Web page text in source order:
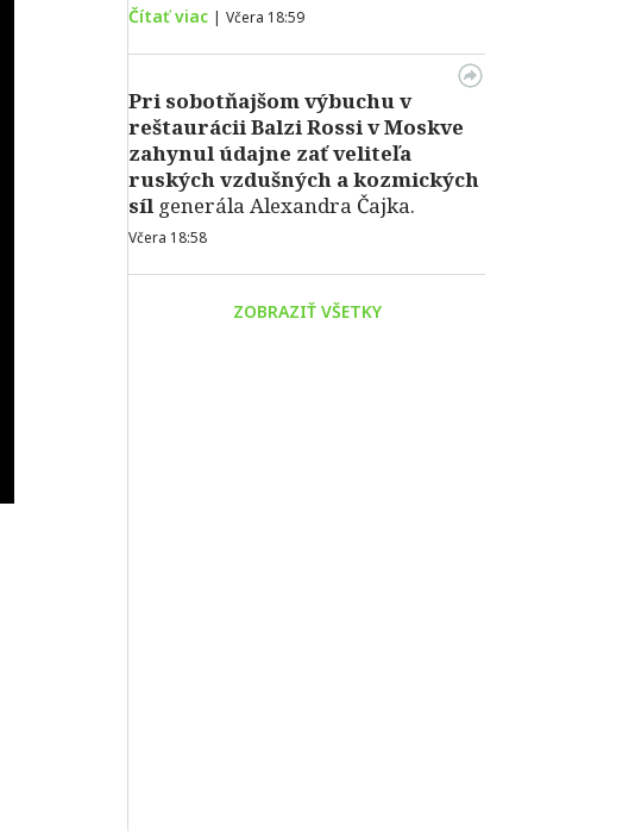
Čítať viac | Včera 18:59
Pri sobotňajšom výbuchu v
reštaurácii Balzi Rossi v Moskve
zahynul údajne zať veliteľa
ruských vzdušných a kozmických
síl generála Alexandra Čajka.
Včera 18:58
ZOBRAZIŤ VŠETKY